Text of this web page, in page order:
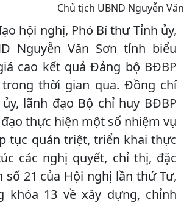
Chủ tịch UBND Nguyễn
hội nghị, Phó Bí thư Tỉnh ủy,
Nguyễn Văn Sơn tỉnh biểu
cao kết quả Đảng bộ BĐBP
thời gian qua. Đồng chí
lãnh đạo Bộ chỉ huy BĐBP
thực hiện một số nhiệm vụ
tục quán triệt, triển khai thực
các nghị quyết, chỉ thị, đặc
số 21 của Hội nghị lần thứ Tư,
khóa 13 về xây dựng, chỉnh